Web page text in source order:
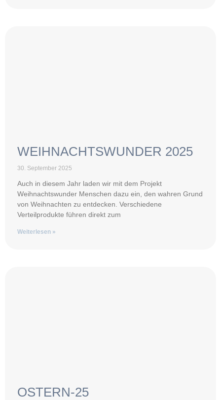
WEIHNACHTSWUNDER 2025
30. September 2025
Auch in diesem Jahr laden wir mit dem Projekt
Weihnachtswunder Menschen dazu ein, den wahren Grund
von Weihnachten zu entdecken. Verschiedene
Verteilprodukte führen direkt zum
Weiterlesen »
OSTERN-25